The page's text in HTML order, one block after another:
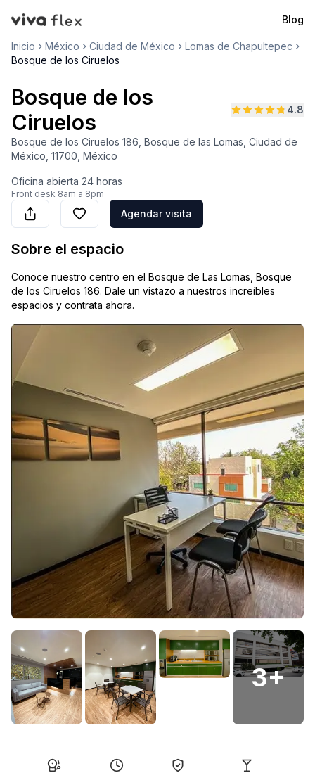
VivaFlex
Blog
Inicio México Ciudad de México
Lomas de Chapultepec
Bosque de los Ciruelos
Bosque de los
Ciruelos
4.8
Bosque de los Ciruelos 186, Bosque de las Lomas, Ciudad de
México, 11700, México
Oficina abierta 24 horas
Front desk 8am a 8pm
Agendar visita
Sobre el espacio
Conoce nuestro centro en el Bosque de Las Lomas, Bosque
de los Ciruelos 186. Dale un vistazo a nuestros increíbles
espacios y contrata ahora.
3+